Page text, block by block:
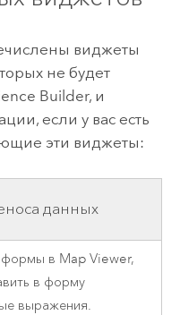
виджеты
не будет
Builder, и
если у вас есть
эти виджеты:
данных
формы в Map Viewer,
в форму
выражения.